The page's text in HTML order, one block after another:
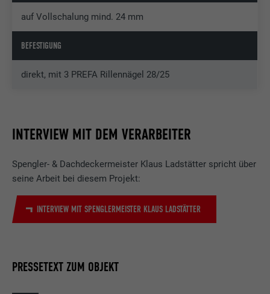
auf Vollschalung mind. 24 mm
BEFESTIGUNG
direkt, mit 3 PREFA Rillennägel 28/25
INTERVIEW MIT DEM VERARBEITER
Spengler- & Dachdeckermeister Klaus Ladstätter spricht über
seine Arbeit bei diesem Projekt:
INTERVIEW MIT SPENGLERMEISTER KLAUS LADSTÄTTER
PRESSETEXT ZUM OBJEKT